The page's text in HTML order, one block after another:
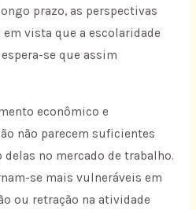
prazo, as perspectivas
vista que a escolaridade
se que assim
econômico e
não parecem suficientes
no mercado de trabalho.
se mais vulneráveis em
ou retração na atividade